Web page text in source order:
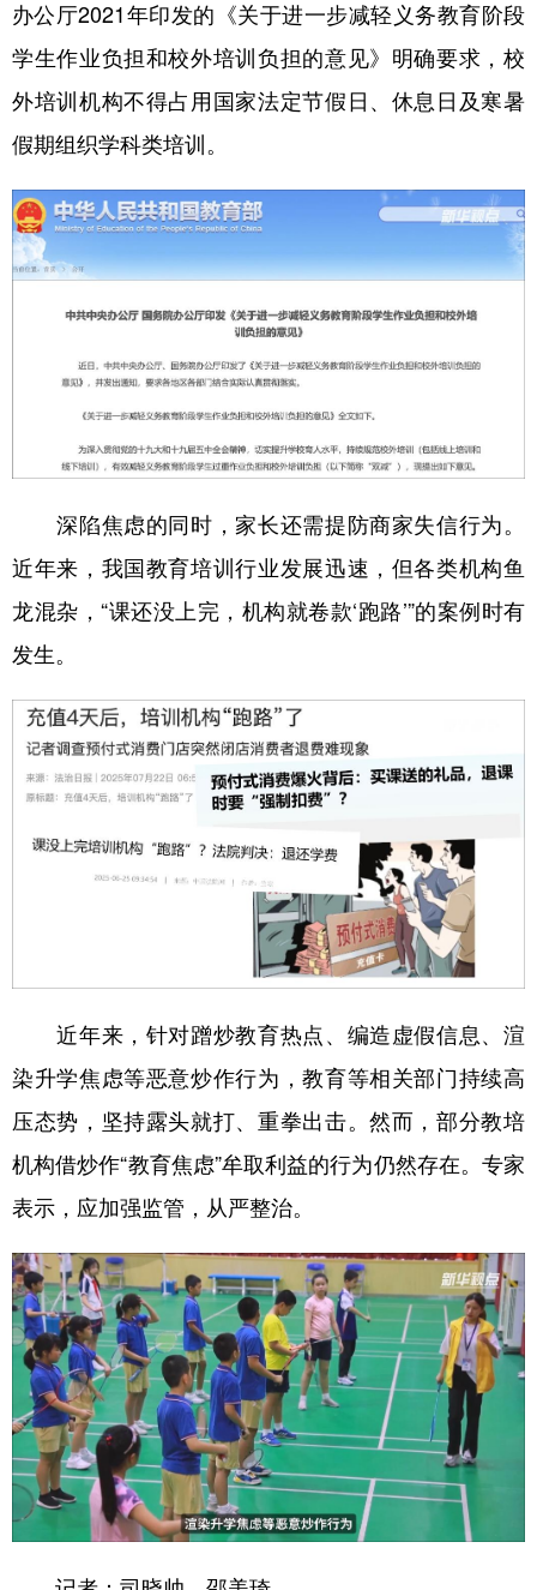
办公厅2021年印发的《关于进一步减轻义务教育阶段
学生作业负担和校外培训负担的意见》明确要求，校
外培训机构不得占用国家法定节假日、休息日及寒暑
假期组织学科类培训。
深陷焦虑的同时，家长还需提防商家失信行为。
近年来，我国教育培训行业发展迅速，但各类机构鱼
龙混杂，“课还没上完，机构就卷款‘跑路’”的案例时有
发生。
近年来，针对蹭炒教育热点、编造虚假信息、渲
染升学焦虑等恶意炒作行为，教育等相关部门持续高
压态势，坚持露头就打、重拳出击。然而，部分教培
机构借炒作“教育焦虑”牟取利益的行为仍然存在。专家
表示，应加强监管，从严整治。